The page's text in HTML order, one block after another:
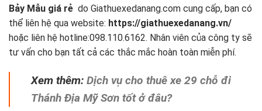
Bảy Mẫu giá rẻ do Giathuexedanang.com cung cấp, bạn có
thể liên hệ qua website: https://giathuexedanang.vn/
hoặc liên hệ hotline:098.110.6162. Nhân viên của công ty sẽ
tư vấn cho bạn tất cả các thắc mắc hoàn toàn miễn phí.
Xem thêm: Dịch vụ cho thuê xe 29 chỗ đi
Thánh Địa Mỹ Sơn tốt ở đâu?